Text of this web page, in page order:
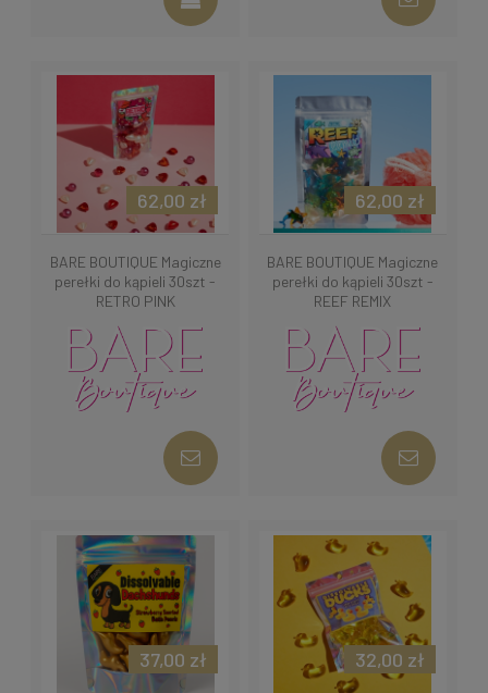
BARE BOUTIQUE Magiczne
perełki do kąpieli 30szt -
RETRO PINK
62,00 zł
BARE BOUTIQUE Magiczne
perełki do kąpieli 30szt -
REEF REMIX
62,00 zł
37,00 zł 32,00 zł